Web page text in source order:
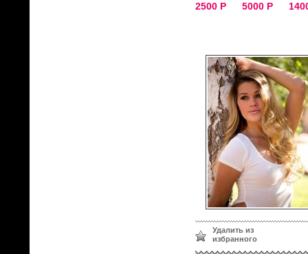
2500 Р 5000 Р
Удалить из
избранного